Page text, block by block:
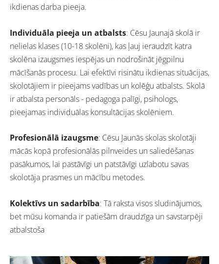
ikdienas darba pieeja.
Individuāla pieeja un atbalsts: Cēsu Jaunajā skolā ir
nelielas klases (10-18 skolēni), kas ļauj ieraudzīt katra
skolēna izaugsmes iespējas un nodrošināt jēgpilnu
mācīšanās procesu. Lai efektīvi risinātu ikdienas situācijas,
skolotājiem ir pieejams vadības un kolēģu atbalsts. Skolā
ir atbalsta personāls - pedagoga palīgi, psihologs,
pieejamas individuālas konsultācijas skolēniem.
Profesionālā izaugsme: Cēsu Jaunās skolas skolotāji
mācās kopā profesionālās pilnveides un saliedēšanas
pasākumos, lai pastāvīgi un patstāvīgi uzlabotu savas
skolotāja prasmes un mācību metodes.
Kolektīvs un sadarbība: Tā raksta visos sludinājumos,
bet mūsu komanda ir patiešām draudzīga un savstarpēji
atbalstoša